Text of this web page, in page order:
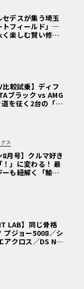
デスが集う埼玉
トフィールド」─
楽しむ賢い修理
ックス製オイル
〉
比較試乗】ディフ
ブラック vs AMG
を征く2台の「対
」
ス
8月号】クルマ好き
」に変わる！ 最
も紐解く「輸入
LAB】同じ骨格
プジョー5008／シ
アクロス／DS Nº4
ポート